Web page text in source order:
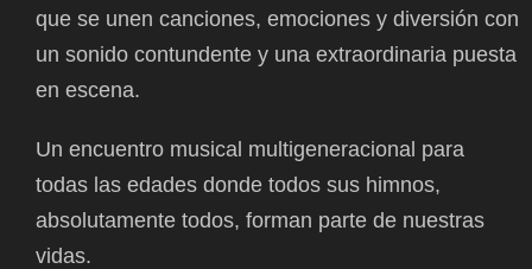
que se unen canciones, emociones y diversión con
un sonido contundente y una extraordinaria puesta
en escena.
Un encuentro musical multigeneracional para
todas las edades donde todos sus himnos,
absolutamente todos, forman parte de nuestras
vidas.